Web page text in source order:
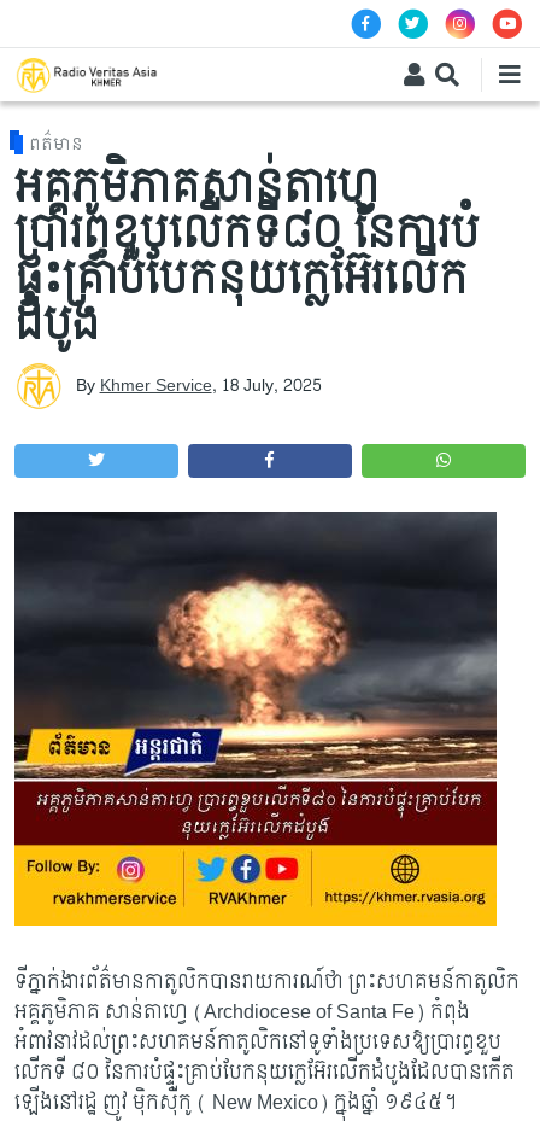
ពត៌មាន
អគ្គភូមិភាគសាន់តាហ្វេ
ប្រារព្ធខួបលើកទី៨០ នៃការបំ
ផ្ទុះគ្រាប់បែកនុយក្លេអ៊ែរលើក
ដំបូង
ByKhmer Service, 18 July, 2025
ទីភ្នាក់ងារព័ត៌មានកាតូលិកបានរាយការណ៍ថា ព្រះសហគមន៍កាតូលិក
អគ្គភូមិភាគ សាន់តាហ្វេ (Archdiocese of Santa Fe) កំពុង​
អំពាវនាវ​ដល់​ព្រះសហគមន៍កាតូលិក​នៅ​ទូទាំង​ប្រទេស​ឱ្យ​ប្រារព្ធ​ខួប​
លើក​ទី ៨០ នៃ​ការ​បំផ្ទុះ​គ្រាប់បែក​នុយក្លេអ៊ែរ​លើក​ដំបូង​ដែល​បាន​កើត​
ឡើង​នៅរដ្ឋ ញូវ ម៉ិកស៊ីកូ ( New Mexico) ក្នុង​ឆ្នាំ ១៩៤៥។